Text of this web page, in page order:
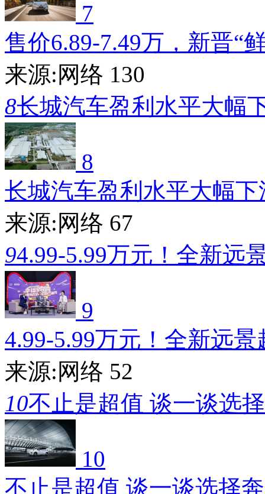
7
售价6.89-7.49万，新晋“
来源:网络 130
8长城汽车盈利水平大幅
8
长城汽车盈利水平大幅下
来源:网络 67
94.99-5.99万元！全新远
9
4.99-5.99万元！全新远景
来源:网络 52
10不止是超值 谈一谈选
10
不止是超值 谈一谈选择奔